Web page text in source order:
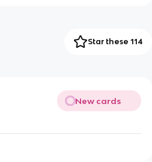
Star these 114
New cards